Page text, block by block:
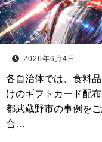
2026年6月4日
各自治体では、食料
けのギフトカード配
都武蔵野市の事例を
合…